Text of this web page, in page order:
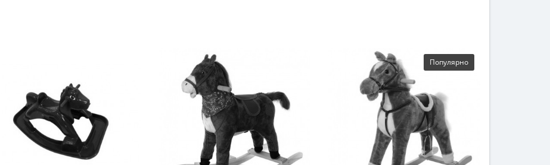
Материал
Плюш
Комбинированный
Популярно